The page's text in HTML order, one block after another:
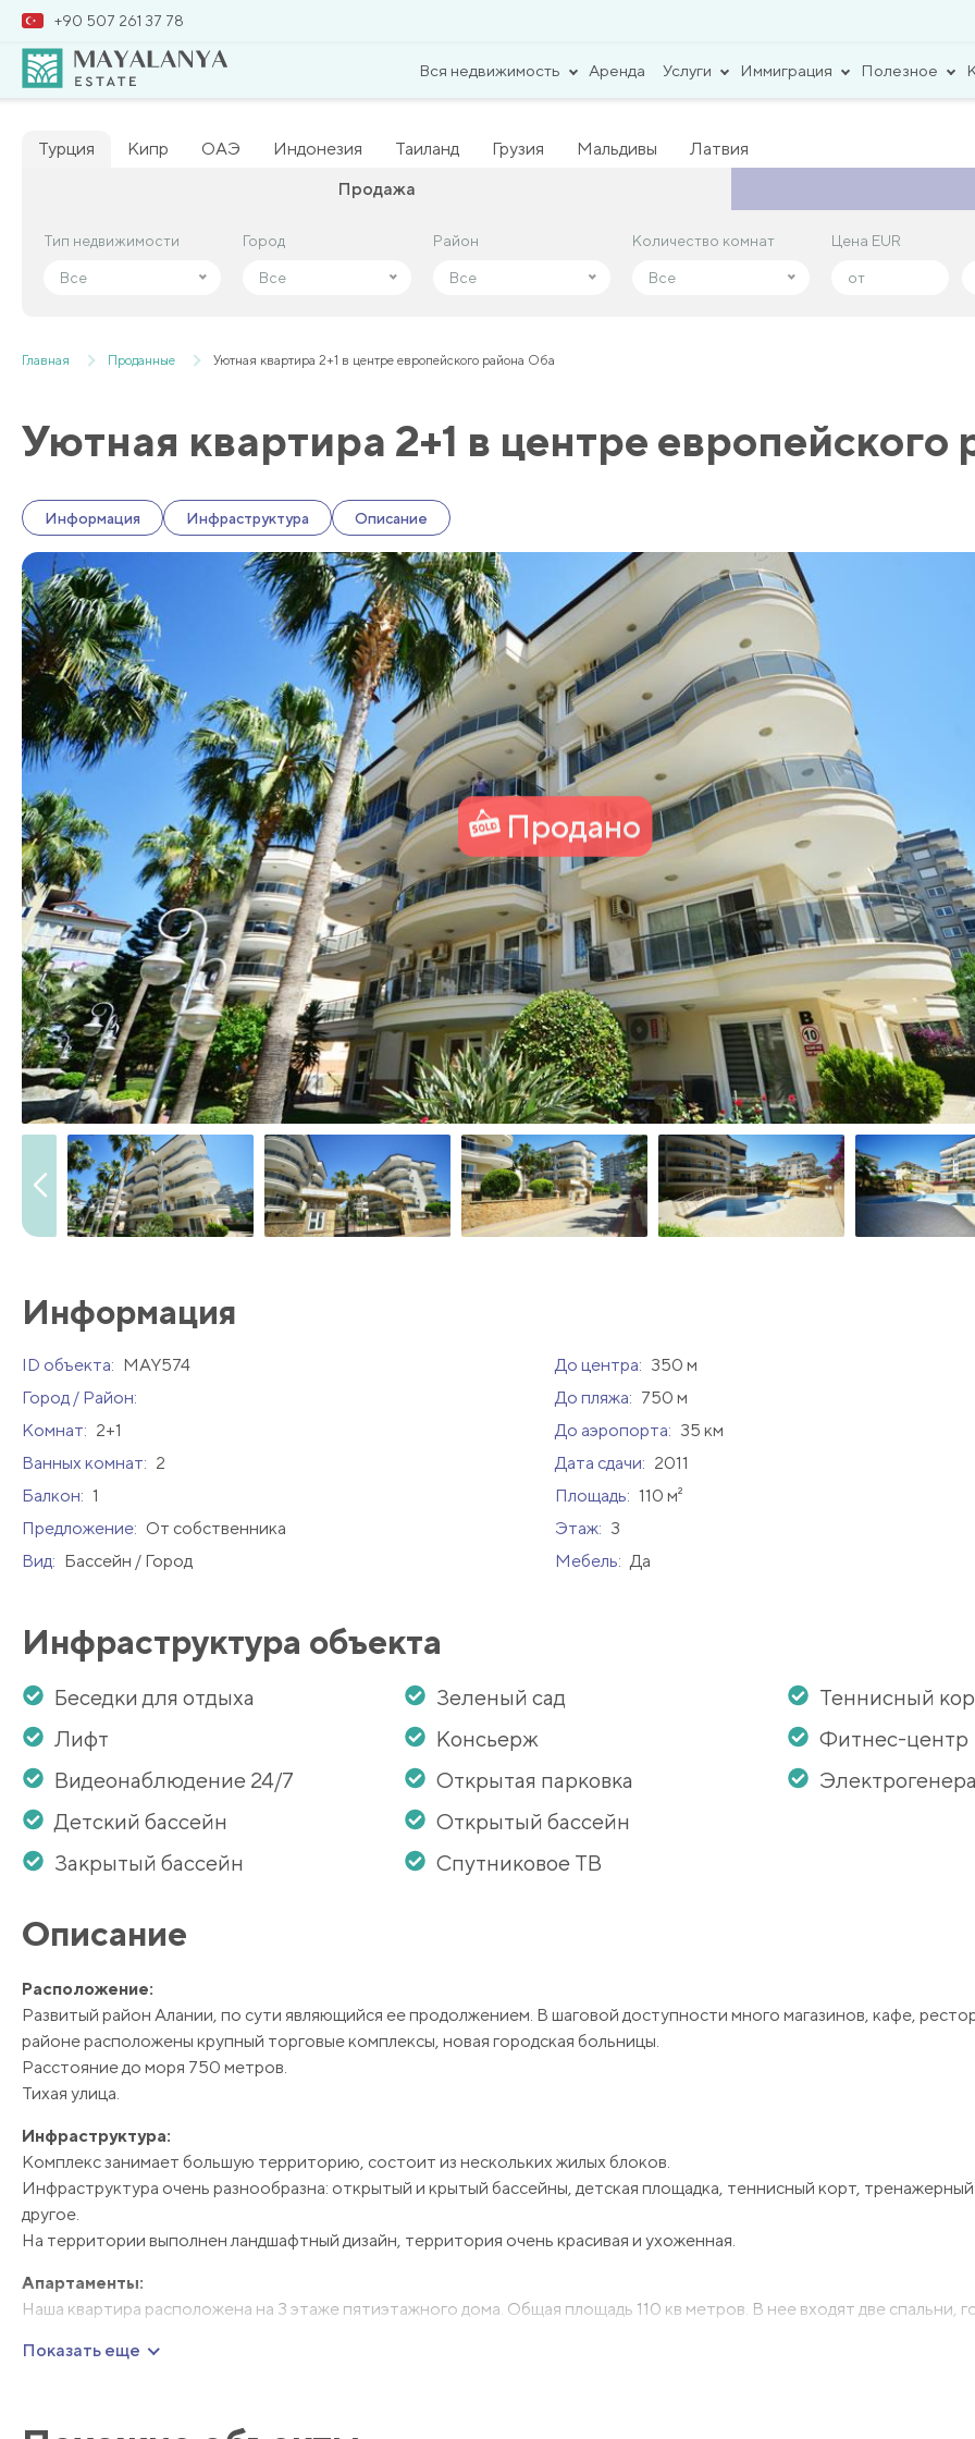
+90 507 261 37 78
Вся недвижимость Аренда Услуги Иммиграция Полезное
Турция Кипр ОАЭ Индонезия Таиланд Грузия Мальдивы
Латвия
Продажа
Тип недвижимости
Все
Город
Все
Район
Все
Количество комнат
Все
Цена EUR
Тип недвижимости
Все
Город
Все
Район
Все
Количество комнат
Все
Цена EUR
Главная Проданные Уютная квартира 2+1 в центре европейского района Оба
Уютная квартира 2+1 в центре
Информация Инфраструктура Описание
Продано
Информация
ID объекта: MAY574 До центра: 350 м
Город / Район:
До пляжа: 750 м
Комнат: 2+1 До аэропорта: 35 км
Ванных комнат: 2 Дата сдачи: 2011
Балкон: 1 Площадь: 110 м²
Предложение: От собственника Этаж: 3
Вид: Бассейн / Город Мебель: Да
Инфраструктура объекта
Беседки для отдыха
Лифт
Видеонаблюдение 24/7
Детский бассейн
Закрытый бассейн
Зеленый сад
Консьерж
Открытая парковка
Открытый бассейн
Спутниковое ТВ
Теннисный
Фитнес-центр
Описание
Расположение:
Развитый район Алании, по сути являющийся ее продолжением. В шаговой доступности много магазинов, кафе,
районе расположены крупный торговые комплексы, новая городская больницы.
Расстояние до моря 750 метров.
Тихая улица.
Инфраструктура:
Комплекс занимает большую территорию, состоит из нескольких жилых блоков.
Инфраструктура очень разнообразна: открытый и крытый бассейны, детская площадка, теннисный корт, тренажерный
другое.
На территории выполнен ландшафтный дизайн, территория очень красивая и ухоженная.
Апартаменты:
Наша квартира расположена на 3 этаже пятиэтажного дома. Общая площадь 110 кв метров. В нее входят две спальни,
Квартира полностью меблирована и оснащена всей необходимой бытовой техникой, все это входит в стоимость и
Преимущества:
Показать еще